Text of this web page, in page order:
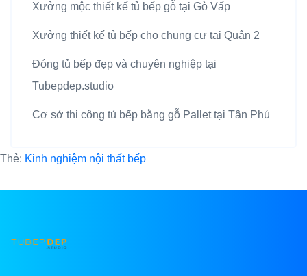
Xưởng mộc thiết kế tủ bếp gỗ tại Gò Vấp
Xưởng thiết kế tủ bếp cho chung cư tại Quận 2
Đóng tủ bếp đẹp và chuyên nghiệp tại
Tubepdep.studio
Cơ sở thi công tủ bếp bằng gỗ Pallet tại Tân Phú
Thẻ: Kinh nghiệm nội thất bếp